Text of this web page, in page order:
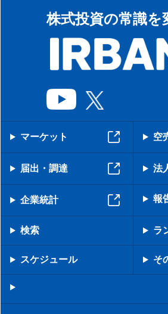
株式投資の常識を
マーケット 空
届出・調達 法
企業統計 報
検索 ラ
スケジュール そ